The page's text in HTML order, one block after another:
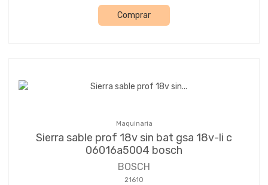
Comprar
Maquinaria
Sierra sable prof 18v sin bat gsa 18v-li c
06016a5004 bosch
BOSCH
21610